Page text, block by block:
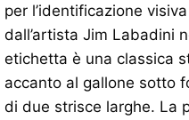
per l’identificazione
dall’artista Jim Labadini
etichetta è una classica
accanto al gallone sotto
di due strisce larghe. La